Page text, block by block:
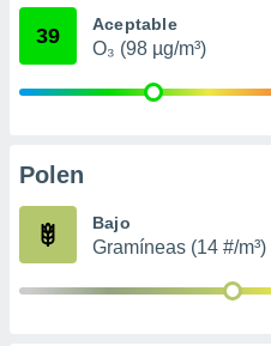
e
de
39 Aceptable
O₃ (98 µg/m³)
Polen
Bajo
Gramíneas (14 #/m³)